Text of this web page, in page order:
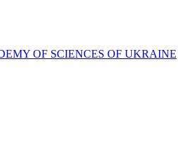
OF SCIENCES OF UKRAINE